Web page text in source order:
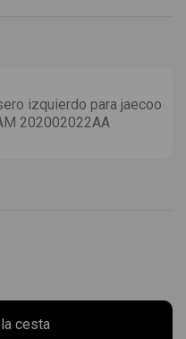
izquierdo para jaecoo
202002022AA
cesta